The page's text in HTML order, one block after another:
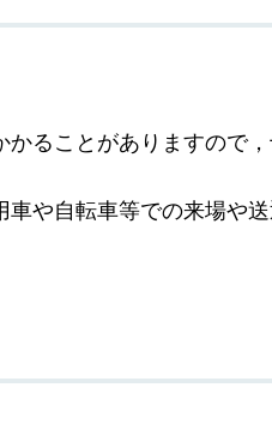
ることがありますので
や自転車等での来場や